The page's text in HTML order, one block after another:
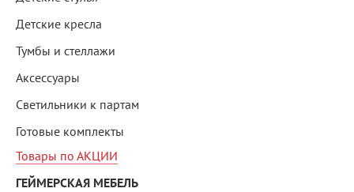
Детские кресла
Тумбы и стеллажи
Аксессуары
Светильники к партам
Готовые комплекты
Товары по АКЦИИ
ГЕЙМЕРСКАЯ МЕБЕЛЬ